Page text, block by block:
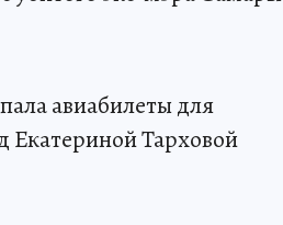
авиабилеты для
Екатериной Тарховой